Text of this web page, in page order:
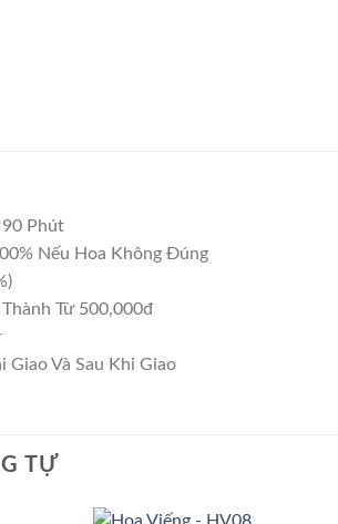
90 Phút
Nếu Hoa Không Đúng
Từ 500,000đ
Giao Và Sau Khi Giao
TỰ